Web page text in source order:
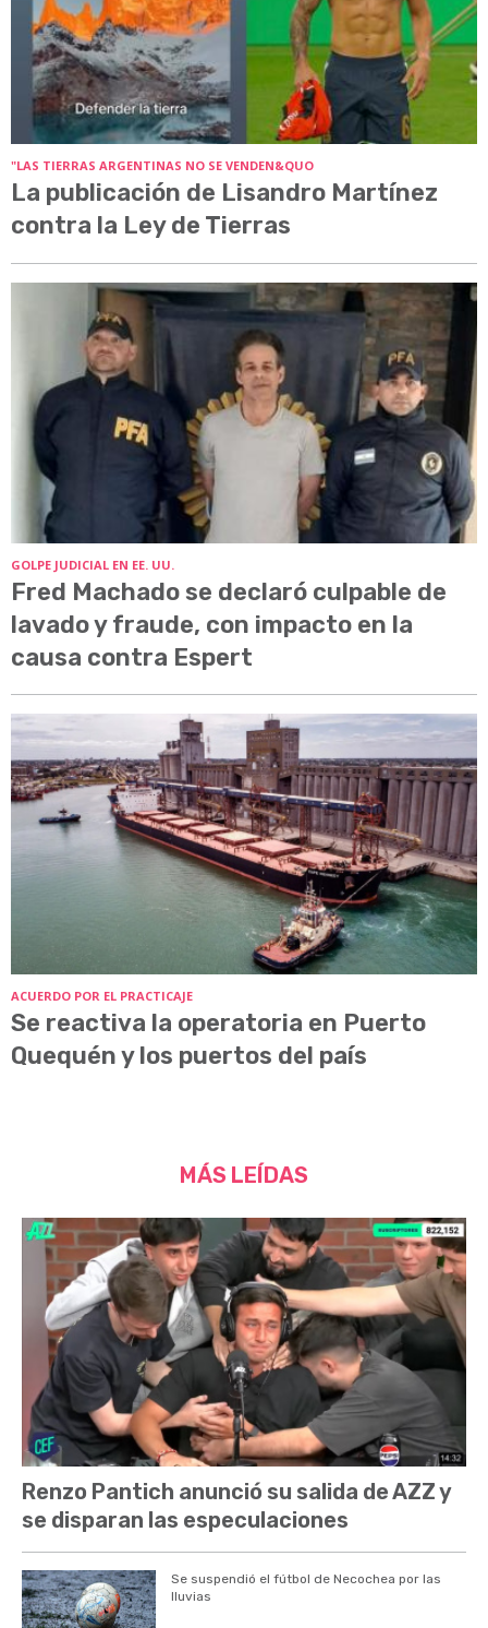
"LAS TIERRAS ARGENTINAS NO SE VENDEN&QUO
La publicación de Lisandro Martínez
contra la Ley de Tierras
GOLPE JUDICIAL EN EE. UU.
Fred Machado se declaró culpable de
lavado y fraude, con impacto en la
causa contra Espert
ACUERDO POR EL PRACTICAJE
Se reactiva la operatoria en Puerto
Quequén y los puertos del país
MÁS LEÍDAS
Renzo Pantich anunció su salida de AZZ y
se disparan las especulaciones
Se suspendió el fútbol de Necochea por las
lluvias